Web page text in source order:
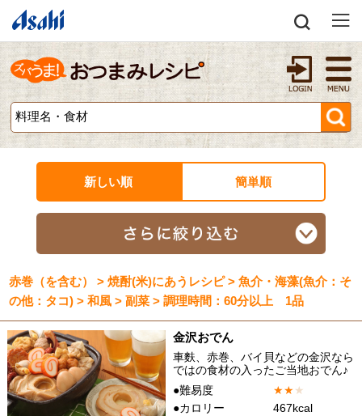
新しい順 簡単順
赤巻（を含む） > 焼酎(米)にあうレシピ > 魚介・海藻(魚介：そ
の他：タコ) > 和風 > 副菜 > 調理時間：60分以上 1品
金沢おでん
車麩、赤巻、バイ貝などの金沢なら
ではの食材の入ったご当地おでん♪
●難易度
★★★
●カロリー
467kcal